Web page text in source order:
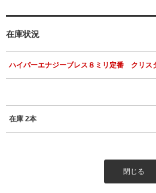
在庫状況
ハイパーエナジーブレス８ミリ定番 クリス
在庫 2本